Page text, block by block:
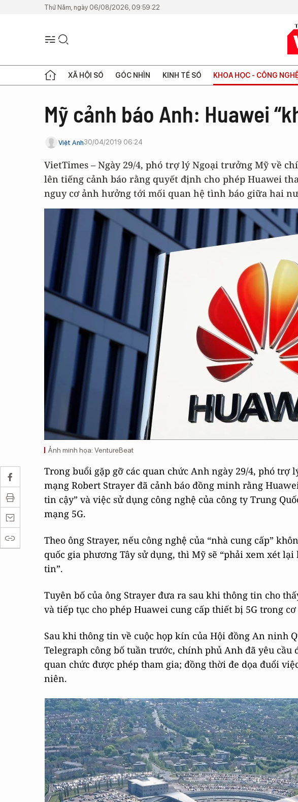
Thứ Năm, ngày 06/08/2026, 09:59:22
XÃ HỘI SỐ GÓC NHÌN KINH TẾ SỐ KHOA HỌC - CÔNG
Mỹ cảnh báo Anh: Huawei
Việt Anh30/04/2019 06:24
VietTimes – Ngày 29/4, phó trợ lý Ngoại trưởng Mỹ về
lên tiếng cảnh báo rằng quyết định cho phép Huawei
nguy cơ ảnh hưởng tới mối quan hệ tình báo giữa hai
Ảnh minh họa: VentureBeat
Trong buổi gặp gỡ các quan chức Anh ngày 29/4, phó trợ
mạng Robert Strayer đã cảnh báo đồng minh rằng
tin cậy” và việc sử dụng công nghệ của công ty Trung
mạng 5G.
Theo ông Strayer, nếu công nghệ của “nhà cung cấp”
quốc gia phương Tây sử dụng, thì Mỹ sẽ “phải xem xét
tin”.
Tuyên bố của ông Strayer đưa ra sau khi thông tin cho
và tiếp tục cho phép Huawei cung cấp thiết bị 5G trong
Sau khi thông tin về cuộc họp kín của Hội đồng An ninh
Telegraph công bố tuần trước, chính phủ Anh đã yêu cầu
quan chức được phép tham gia; đồng thời đe dọa đuổi
niên.